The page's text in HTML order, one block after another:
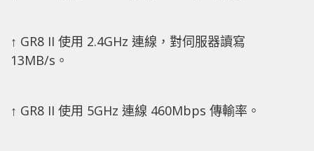
↑ GR8 II 使用 2.4GHz 連線，對伺服器讀寫
13MB/s。
↑ GR8 II 使用 5GHz 連線 460Mbps 傳輸率。